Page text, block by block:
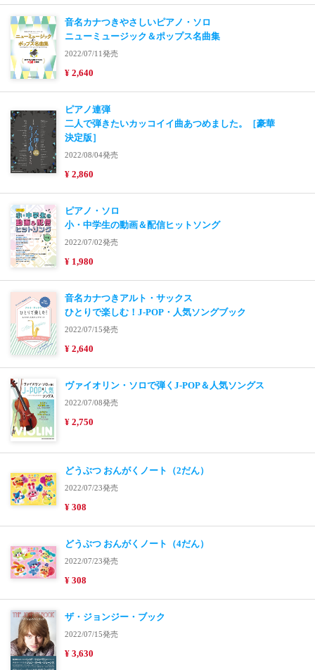
音名カナつきやさしいピアノ・ソロ
ニューミュージック＆ポップス名曲集
2022/07/11発売
¥ 2,640
ピアノ連弾
二人で弾きたいカッコイイ曲あつめました。［豪華
決定版］
2022/08/04発売
¥ 2,860
ピアノ・ソロ
小・中学生の動画＆配信ヒットソング
2022/07/02発売
¥ 1,980
音名カナつきアルト・サックス
ひとりで楽しむ！J-POP・人気ソングブック
2022/07/15発売
¥ 2,640
ヴァイオリン・ソロで弾くJ-POP＆人気ソングス
2022/07/08発売
¥ 2,750
どうぶつ おんがくノート（2だん）
2022/07/23発売
¥ 308
どうぶつ おんがくノート（4だん）
2022/07/23発売
¥ 308
ザ・ジョンジー・ブック
2022/07/15発売
¥ 3,630